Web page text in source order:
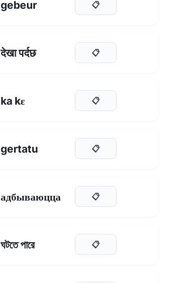
gebeur 📋
देखा पर्दछ 📋
ka kɛ 📋
gertatu 📋
адбываюцца 📋
ঘটতে পারে 📋